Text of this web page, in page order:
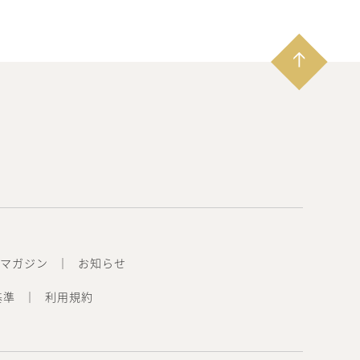
マガジン お知らせ
利用規約